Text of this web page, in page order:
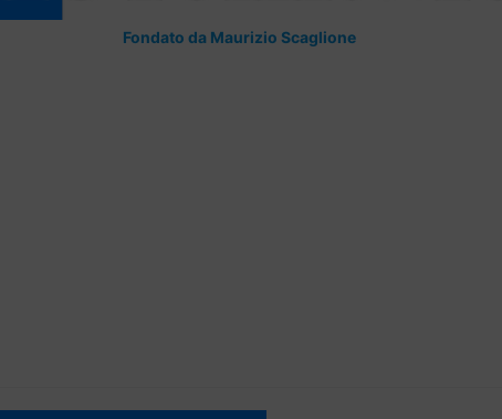
Fondato da Maurizio Scaglione